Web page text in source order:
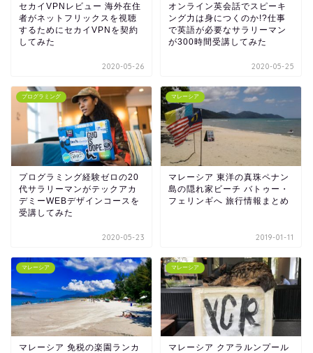
セカイVPNレビュー 海外在住
者がネットフリックスを視聴
するためにセカイVPNを契約
してみた
2020-05-26
オンライン英会話でスピーキ
ング力は身につくのか!?仕事
で英語が必要なサラリーマン
が300時間受講してみた
2020-05-25
プログラミング
プログラミング経験ゼロの20
代サラリーマンがテックアカ
デミーWEBデザインコースを
受講してみた
2020-05-23
マレーシア
マレーシア 東洋の真珠ペナン
島の隠れ家ビーチ バトゥー・
フェリンギへ 旅行情報まとめ
2019-01-11
マレーシア
マレーシア 免税の楽園ランカ
マレーシア
マレーシア クアラルンプール